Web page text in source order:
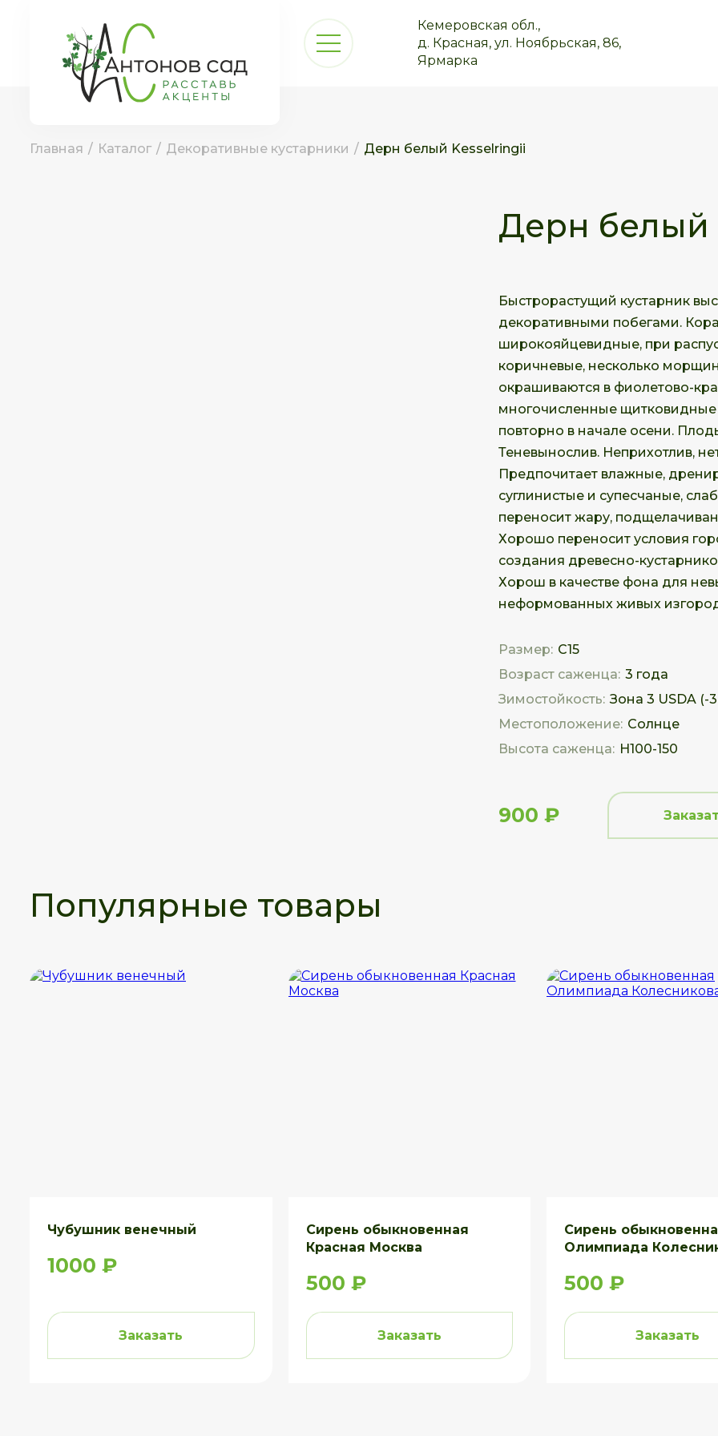
Кемеровская обл.,
д. Красная, ул. Ноябрьская, 86,
Ярмарка
Главная / Каталог / Декоративные кустарники / Дерн белый Kesselringii
Дерн белый
Быстрорастущий кустарник
декоративными побегами.
широкояйцевидные, при
коричневые, несколько
окрашиваются в фиолетово-
многочисленные щитковидные
повторно в начале осени.
Теневынослив. Неприхотлив,
Предпочитает влажные,
суглинистые и супесчаные,
переносит жару,
Хорошо переносит условия
создания древесно-
Хорош в качестве фона для
неформованных живых
Размер: C15
Возраст саженца: 3 года
Зимостойкость: Зона 3 USDA (-
Местоположение: Солнце
Высота саженца: Н100-150
900 ₽
Популярные товары
Чубушник венечный
1000 ₽
Заказать
Сирень обыкновенная
Красная Москва
500 ₽
Заказать
Сирень
Олимпиада
500 ₽
Заказать